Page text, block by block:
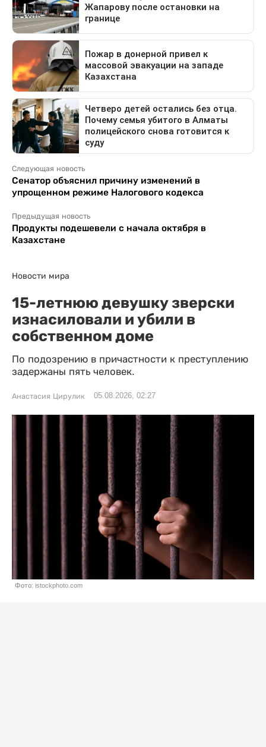
Следующая новость
Сенатор объяснил причину изменений в
упрощенном режиме Налогового кодекса
Предыдущая новость
Продукты подешевели с начала октября в
Казахстане
Новости мира
15-летнюю девушку зверски
изнасиловали и убили в
собственном доме
По подозрению в причастности к преступлению
задержаны пять человек.
Анастасия Цирулик 05.08.2026, 02:27
Фото: istockphoto.com